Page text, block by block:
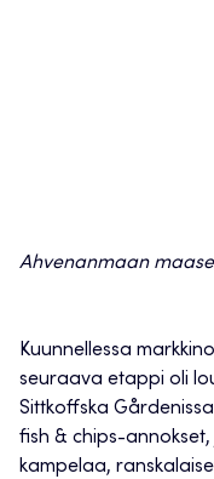
Ahvenanmaan
Kuunnellessa
seuraava etappi oli
Sittkoffska
fish & chips-
kampelaa,